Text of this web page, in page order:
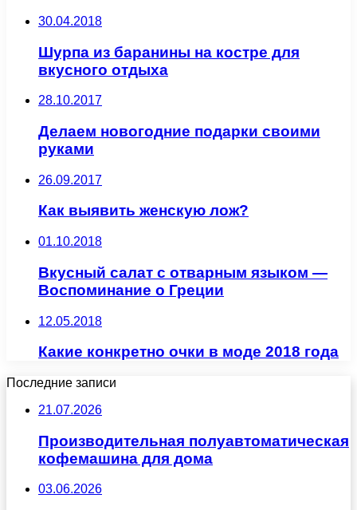
30.04.2018
Шурпа из баранины на костре для
вкусного отдыха
28.10.2017
Делаем новогодние подарки своими
руками
26.09.2017
Как выявить женскую лож?
01.10.2018
Вкусный салат с отварным языком —
Воспоминание о Греции
12.05.2018
Какие конкретно очки в моде 2018 года
Последние записи
21.07.2026
Производительная полуавтоматическая
кофемашина для дома
03.06.2026